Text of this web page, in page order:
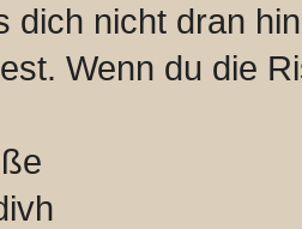
dich nicht dran
Wenn du die